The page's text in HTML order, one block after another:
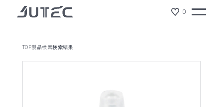
0
TOP製品検索検索結果